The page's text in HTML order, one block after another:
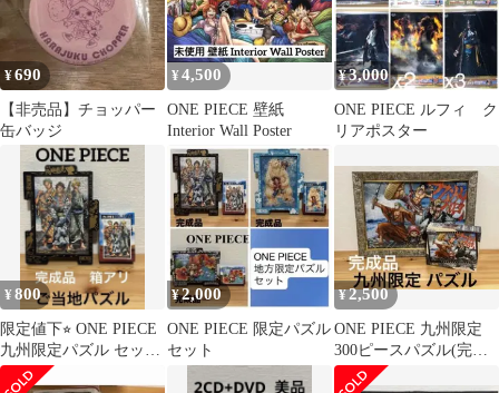
¥690
【非売品】チョッパー
缶バッジ
¥4,500
ONE PIECE 壁紙
Interior Wall Poster
¥3,000
ONE PIECE ルフィ ク
リアポスター
¥800
限定値下⭐︎ ONE PIECE
九州限定パズル セット
(完成品)
¥2,000
ONE PIECE 限定パズル
セット
¥2,500
ONE PIECE 九州限定
300ピースパズル(完成
品)